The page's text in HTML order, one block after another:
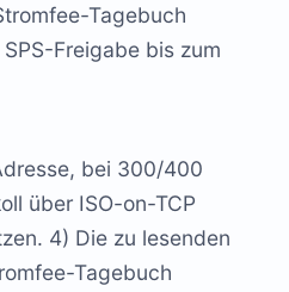
Tagebuch
Freigabe bis zum
bei 300/400
über ISO-on-TCP
4) Die zu lesenden
Tagebuch